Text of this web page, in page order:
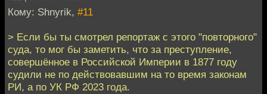
Кому: Shnyrik, #11
> Если бы ты смотрел репортаж с этого "повторного"
суда, то мог бы заметить, что за преступление,
совершённое в Российской Империи в 1877 году
судили не по действовавшим на то время законам
РИ, а по УК РФ 2023 года.